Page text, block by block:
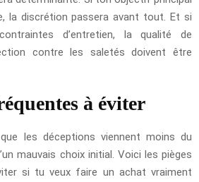
la discrétion passera avant tout. Et si
d’entretien, la qualité de
contre les saletés doivent être
à éviter
les déceptions viennent moins du
mauvais choix initial. Voici les pièges
si tu veux faire un achat vraiment